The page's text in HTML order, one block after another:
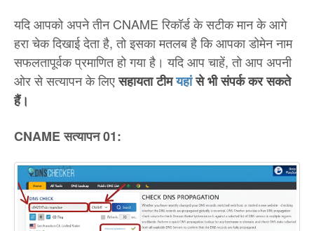
यदि आपको अपने तीन CNAME रिकॉर्ड के सटीक मान के आगे
हरा चेक दिखाई देता है, तो इसका मतलब है कि आपका डोमेन नाम
सफलतापूर्वक प्रमाणित हो गया है। यदि आप चाहें, तो आप अपनी
ओर से सत्यापन के लिएसहायता टीमयहांसे भी संपर्क कर सकते
हैं।
CNAME सत्यापन 01: